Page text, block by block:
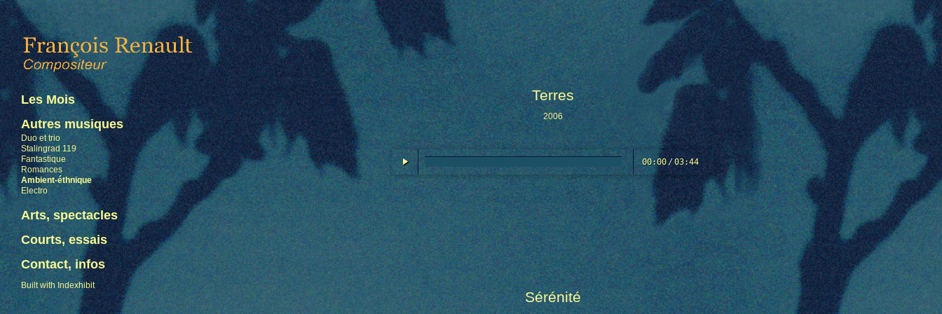
Les Mois
Autres musiques
Duo et trio
Stalingrad 119
Fantastique
Romances
Ambient-éthnique
Electro
Arts, spectacles
Courts, essais
Contact, infos
Built with Indexhibit
Terres
2006
00:00/03:44
Sérénité